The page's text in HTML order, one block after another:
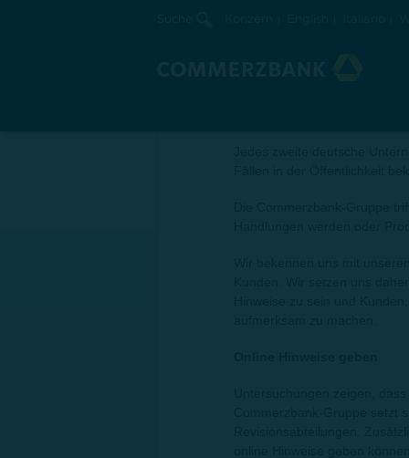
Jedes zweite deutsche
Handlungen werden oder
Wir bekennen uns mit
Kunden. Wir setzen uns
Hinweise zu sein und
Untersuchungen zeigen,
Commerzbank-Gruppe setzt
online Hinweise geben